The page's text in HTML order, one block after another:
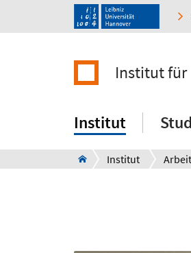
Institut für
Institut
Institut